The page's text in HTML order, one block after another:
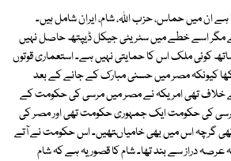
ہے ان میں حماس، حزب اﷲ، شام، ایران شامل ہیں۔
ہے مگر اسے خطے میں سٹریٹی جیکل ڈیپتھ حاصل نہیں
کوئی ملک اس کا حمایتی نہیں ہے۔ استعماری قوتوں
کیونکہ مصر میں حسنی مبارک کے جانے کے بعد
خلاف تھی امریکہ نے مصر میں مرسی کی حکومت کے
کی حکومت ایک جمہوری حکومت تھی اور مصر کی
گرچہ اس میں بھی خامیاںتھیں۔ اس حکومت نے آتے
عرصہ دراز سے بند تھا۔ شام کا قصور یہ ہے کہ شام